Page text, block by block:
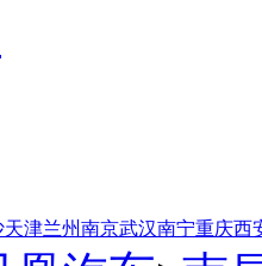
天津兰州南京武汉南宁重庆西